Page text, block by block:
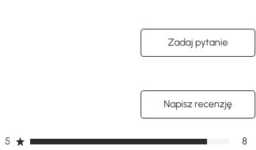
Zadaj pytanie
Napisz recenzję
5 8